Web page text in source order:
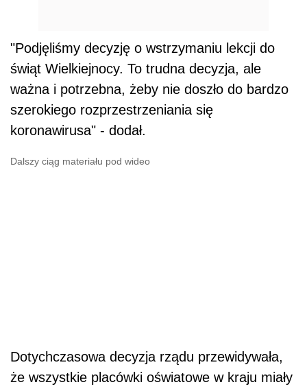
"Podjęliśmy decyzję o wstrzymaniu lekcji do
świąt Wielkiejnocy. To trudna decyzja, ale
ważna i potrzebna, żeby nie doszło do bardzo
szerokiego rozprzestrzeniania się
koronawirusa" - dodał.
Dalszy ciąg materiału pod wideo
Dotychczasowa decyzja rządu przewidywała,
że wszystkie placówki oświatowe w kraju miały